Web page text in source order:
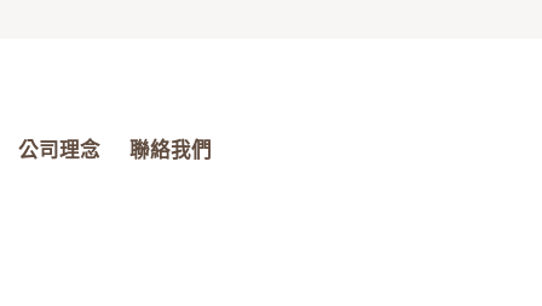
公司理念 聯絡我們